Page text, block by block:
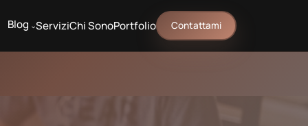
Blog ^ServiziChi SonoPortfolio Contattami